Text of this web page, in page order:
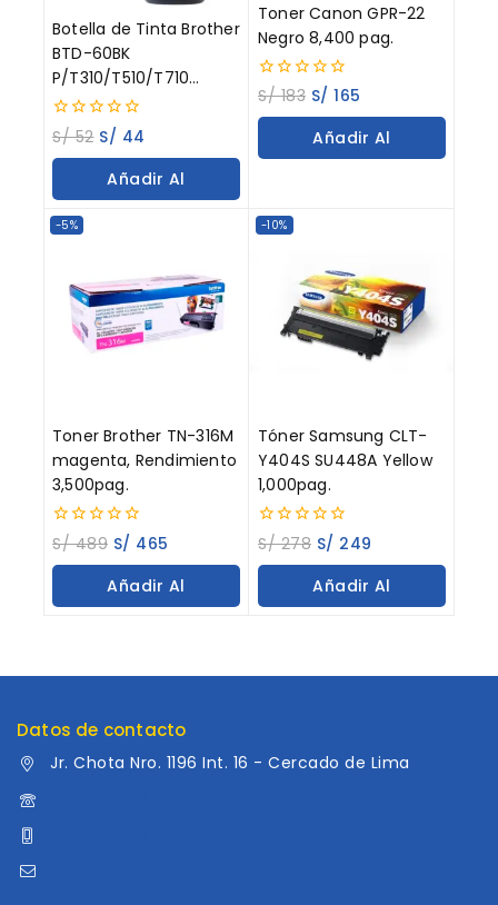
Botella de Tinta Brother
BTD-60BK
P/T310/T510/T710
Negro 108ML
0
out
of
S/52 S/ 44
Añadir Al
Toner Canon GPR-22
Negro 8,400 pag.
0
out
of
S/183 S/ 165
Añadir Al
-5%
Toner Brother TN-316M
magenta, Rendimiento
3,500pag.
0
out
of
S/489 S/ 465
Añadir Al
-10%
Tóner Samsung CLT-
Y404S SU448A Yellow
1,000pag.
0
out
of
S/278 S/ 249
Añadir Al
Datos de contacto
Jr. Chota Nro. 1196 Int. 16 - Cercado de Lima